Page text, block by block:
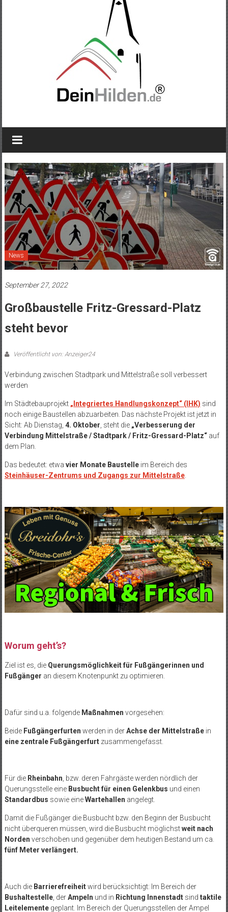
News
September 27, 2022
Großbaustelle Fritz-Gressard-Platz
steht bevor
Veröffentlicht von: Anzeiger24
Verbindung zwischen Stadtpark und Mittelstraße soll verbessert
werden
Im Städtebauprojekt „Integriertes Handlungskonzept“ (IHK) sind
noch einige Baustellen abzuarbeiten. Das nächste Projekt ist jetzt in
Sicht: Ab Dienstag, 4. Oktober , steht die „Verbesserung der
Verbindung Mittelstraße / Stadtpark / Fritz-Gressard-Platz“auf
dem Plan.
Das bedeutet: etwa vier Monate Baustelleim Bereich des
Steinhäuser-Zentrums und Zugangs zur Mittelstraße.
Worum geht’s?
Ziel ist es, die Querungsmöglichkeit für Fußgängerinnen und
Fußgänger an diesem Knotenpunkt zu optimieren.
Dafür sind u.a. folgende Maßnahmen vorgesehen:
Beide Fußgängerfurten werden in derAchse der Mittelstraßein
eine zentrale Fußgängerfurtzusammengefasst.
Für die Rheinbahn , bzw. deren Fahrgäste werden nördlich der
Querungsstelle eine Busbucht für einen Gelenkbus und einen
Standardbus sowie eineWartehallen angelegt.
Damit die Fußgänger die Busbucht bzw. den Beginn der Busbucht
nicht überqueren müssen, wird die Busbucht möglichstweit nach
Norden verschoben und gegenüber dem heutigen Bestand um ca.
fünf Meter verlängert.
Auch die Barrierefreiheitwird berücksichtigt: Im Bereich der
Bushaltestelle, derAmpeln und in Richtung Innenstadtsind taktile
Leitelementegeplant. Im Bereich der Querungsstellen der Ampel